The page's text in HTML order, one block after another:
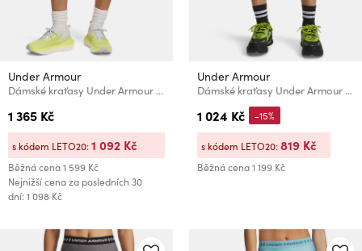
Under Armour
Dámské kraťasy Under Armour UA Launch Elite 4” Short
1 365 Kč
Běžná cena1 599 Kč
Nejnižší cena za posledních 30
dní: 1 098 Kč
s kódem LETO20:1 092 Kč
Under Armour
Dámské kraťasy Under Armour UA SPORT TERRY SHORT
1 024 Kč
Běžná cena1 199 Kč
-15%
s kódem LETO20:819 Kč